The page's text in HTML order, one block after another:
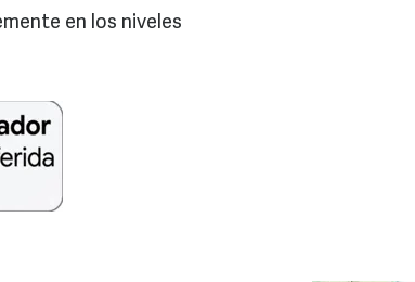
en los niveles